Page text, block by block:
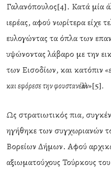
Γαλανόπουλος[4]. Κατά μία
ιερέας, αφού νωρίτερα είχε
ευλογώντας τα όπλα των
υψώνοντας λάβαρο με την
των Εισοδίων, και κατόπιν
και εφόρεσε την φουστανέλλαν»[5].
Ως στρατιωτικός πια,
ηγήθηκε των συγχωριανών
Βορείων Δήμων. Αφού
αξιωματούχους Τούρκους